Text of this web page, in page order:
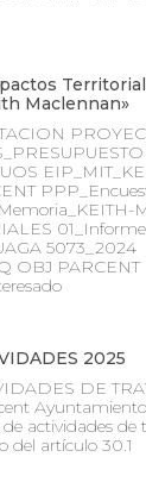
Maclennan»
5073_2024
OBJ PARCENT
2025
DE
de actividades
del artículo 30.1